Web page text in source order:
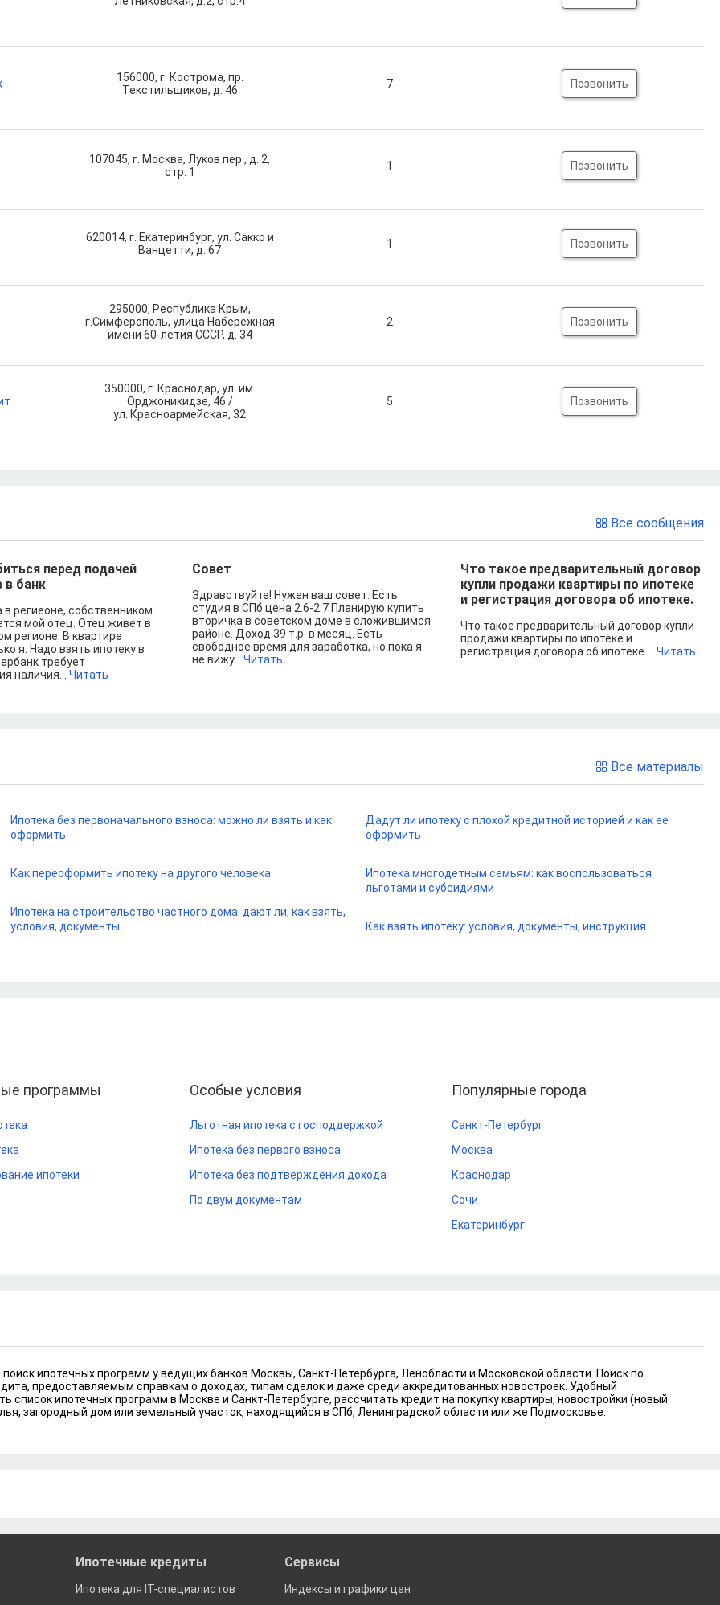
156000, г. Кострома, пр.
Текстильщиков, д. 46
7 Позвонить
107045, г. Москва, Луков пер., д. 2,
стр. 1
1 Позвонить
620014, г. Екатеринбург, ул. Сакко и
Ванцетти, д. 67
1 Позвонить
295000, Республика Крым,
г.Симферополь, улица Набережная
имени 60-летия СССР, д. 34
2 Позвонить
350000, г. Краснодар, ул. им.
Орджоникидзе, 46 /
ул. Красноармейская, 32
5 Позвонить
Все сообщения
перед подачей
в банк
в региеоне, собственником
мой отец. Отец живет в
регионе. В квартире
я. Надо взять ипотеку в
требует
наличия... Читать
Совет
Здравствуйте! Нужен ваш совет. Есть
студия в СПб цена 2.6-2.7 Планирую купить
вторичка в советском доме в сложившимся
районе. Доход 39 т.р. в месяц. Есть
свободное время для заработка, но пока я
не вижу... Читать
Что такое предварительный договор
купли продажи квартиры по ипотеке
и регистрация договора об ипотеке.
Что такое предварительный договор купли
продажи квартиры по ипотеке и
регистрация договора об ипотеке.... Читать
Все материалы
Ипотека без первоначального взноса: можно ли взять и как
оформить
Как переоформить ипотеку на другого человека
Ипотека на строительство частного дома: дают ли, как взять,
условия, документы
Дадут ли ипотеку с плохой кредитной историей и как ее
оформить
Ипотека многодетным семьям: как воспользоваться
льготами и субсидиями
Как взять ипотеку: условия, документы, инструкция
программы
ипотеки
Особые условия
Льготная ипотека с господдержкой
Ипотека без первого взноса
Ипотека без подтверждения дохода
По двум документам
Популярные города
Санкт-Петербург
Москва
Краснодар
Сочи
Екатеринбург
ипотечных программ у ведущих банков Москвы, Санкт-Петербурга, Ленобласти и Московской области. Поиск по
предоставляемым справкам о доходах, типам сделок и даже среди аккредитованных новостроек. Удобный
список ипотечных программ в Москве и Санкт-Петербурге, рассчитать кредит на покупку квартиры, новостройки (новый
загородный дом или земельный участок, находящийся в СПб, Ленинградской области или же Подмосковье.
Ипотечные кредиты
Ипотека для IT-специалистов
Сервисы
Индексы и графики цен